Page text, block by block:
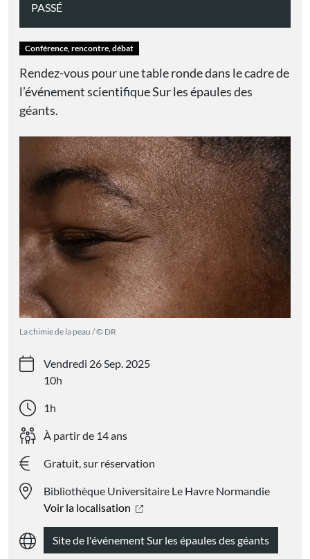
PASSÉ
Conférence, rencontre, débat
Rendez-vous pour une table ronde dans le cadre de
l’événement scientifique Sur les épaules des
géants.
La chimie de la peau / © DR
Vendredi 26 Sep. 2025
10h
1h
À partir de 14 ans
Gratuit, sur réservation
Bibliothèque Universitaire Le Havre Normandie
Voir la localisation
Site de l'événement Sur les épaules des géants